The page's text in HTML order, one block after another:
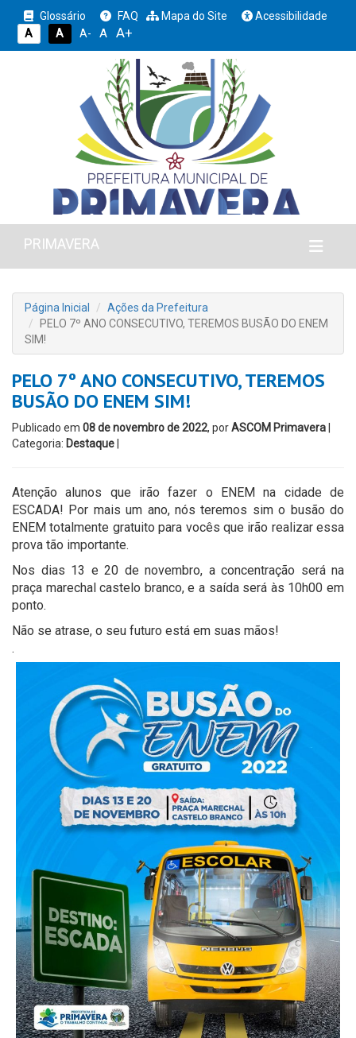
Glossário FAQ Mapa do Site
Acessibilidade
A
A A- A A+
PRIMAVERA
Página Inicial
Ações da Prefeitura
PELO 7º ANO CONSECUTIVO, TEREMOS BUSÃO DO ENEM
SIM!
PELO 7º ANO CONSECUTIVO, TEREMOS
BUSÃO DO ENEM SIM!
Publicado em 08 de novembro de 2022, porASCOM Primavera
Categoria: Destaque
Atenção alunos que irão fazer o ENEM na cidade de
ESCADA! Por mais um ano, nós teremos sim o busão do
ENEM totalmente gratuito para vocês que irão realizar essa
prova tão importante.
Nos dias 13 e 20 de novembro, a concentração será na
praça marechal castelo branco, e a saída será às 10h00 em
ponto.
Não se atrase, o seu futuro está em suas mãos!
.